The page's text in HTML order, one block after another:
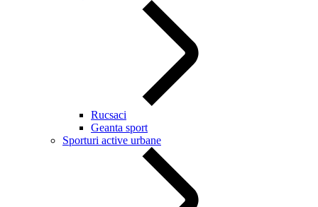
Rucsaci
Geanta sport
Sporturi active urbane